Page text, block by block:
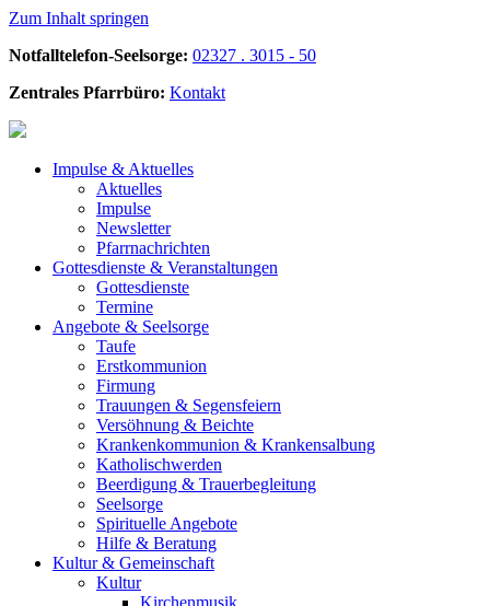
Zum Inhalt springen
Notfalltelefon-Seelsorge: 02327 . 3015 - 50
Zentrales Pfarrbüro: Kontakt
Impulse & Aktuelles
Aktuelles
Impulse
Newsletter
Pfarrnachrichten
Gottesdienste & Veranstaltungen
Gottesdienste
Termine
Angebote & Seelsorge
Taufe
Erstkommunion
Firmung
Trauungen & Segensfeiern
Versöhnung & Beichte
Krankenkommunion & Krankensalbung
Katholischwerden
Beerdigung & Trauerbegleitung
Seelsorge
Spirituelle Angebote
Hilfe & Beratung
Kultur & Gemeinschaft
Kultur
Kirchenmusik